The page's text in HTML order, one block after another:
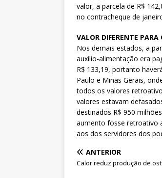
valor, a parcela de R$
no contracheque de
VALOR DIFERENTE PARA
Nos demais estados, a
auxílio-alimentação era
R$ 133,19, portanto
Paulo e Minas Gerais,
todos os valores
valores estavam
destinados R$ 950
aumento fosse retroativo
aos dos servidores dos
ANTERIOR
Calor reduz produção de